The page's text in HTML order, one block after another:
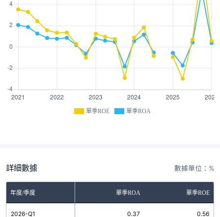
單季ROE 單季ROA
詳細數據 數據單位：%
年度/季度 單季ROA 單季ROE
2026-Q1 0.37 0.56